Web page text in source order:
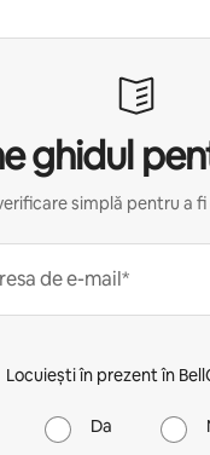
ghidul
simplă pentru a
de e-mail*
Locuiești în prezent în
Da